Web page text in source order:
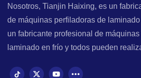
Nosotros, Tianjin Haixing, es un
de máquinas perfiladoras de
un fabricante profesional de
laminado en frío y todos pueden